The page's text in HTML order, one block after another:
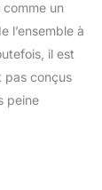
de
comme un
l’ensemble à
il est
pas conçus
peine